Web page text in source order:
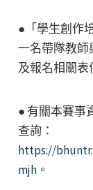
●「學生創作
一名帶隊教師
及報名相關表
● 有關本賽事
查詢：
https://
mjh。